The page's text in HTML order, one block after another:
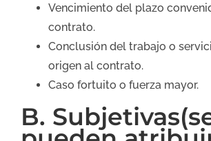
Vencimiento del plazo
contrato.
Conclusión del trabajo o
origen al contrato.
Caso fortuito o fuerza mayor.
B.